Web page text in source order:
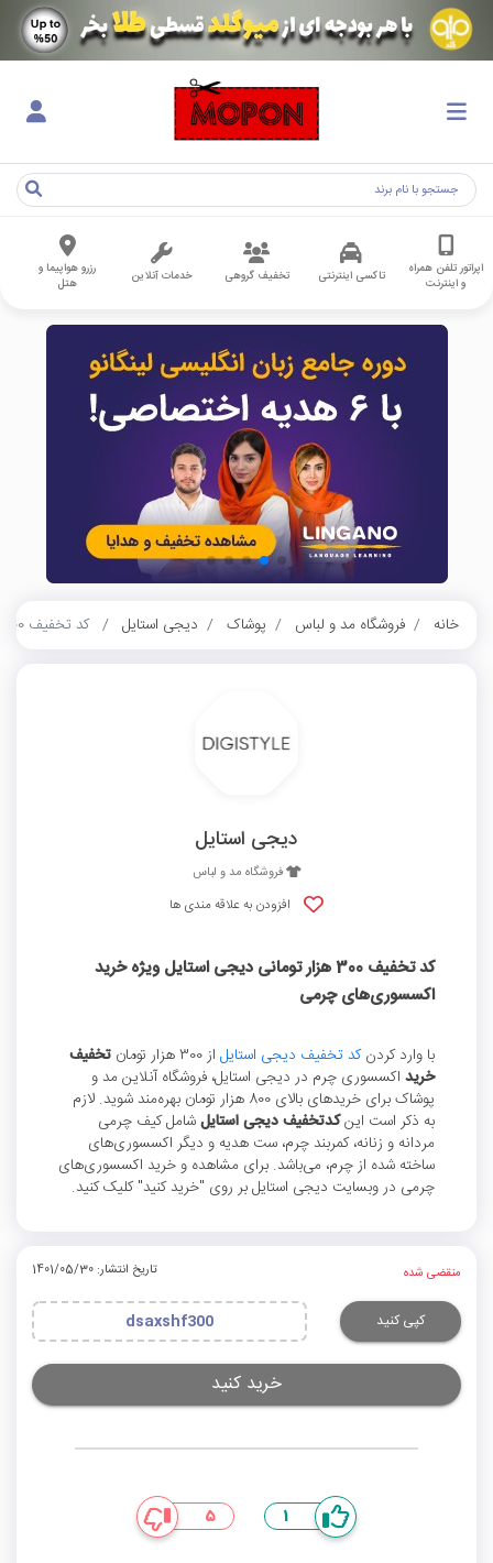
اپراتور تلفن همراه
و اینترنت
تاکسی اینترنتی تخفیف گروهی خدمات آنلاین
رزرو هواپیما و
هتل
خانه فروشگاه مد و لباس پوشاک دیجی استایل کد تخفیف 300 هزار تومانی دیجی استایل ویژه خرید اکسسوری‌‌های چرمی
دیجی استایل
فروشگاه مد و لباس
افزودن به علاقه مندی ها
کد تخفیف 300 هزار تومانی دیجی استایل ویژه خرید
اکسسوری‌‌های چرمی
با وارد کردنکد تخفیف دیجی استایلاز 300 هزار تومان
تخفیف
خریداکسسوری چرم در دیجی استایل، فروشگاه آنلاین مد و
پوشاک برای خریدهای بالای 800 هزار تومان بهره‌مند شوید. لازم
به ذکر است اینکدتخفیف دیجی استایلشامل کیف چرمی
مردانه و زنانه، کمربند چرم، ست هدیه و دیگر اکسسوری‌های
ساخته شده از چرم، می‌باشد. برای مشاهده و خرید اکسسوری‌های
چرمی در وبسایت دیجی استایل بر روی "خرید کنید" کلیک کنید.
منقضی شده تاریخ انتشار: 1401/05/30
کپی کنید dsaxshf300
خرید کنید
1
5